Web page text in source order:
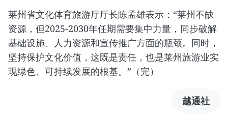
莱州省文化体育旅游厅厅长陈孟雄表示：“莱州不缺
资源，但2025-2030年任期需要集中力量，同步破解
基础设施、人力资源和宣传推广方面的瓶颈。同时，
坚持保护文化价值，这既是责任，也是莱州旅游业实
现绿色、可持续发展的根基。”（完）
越通社